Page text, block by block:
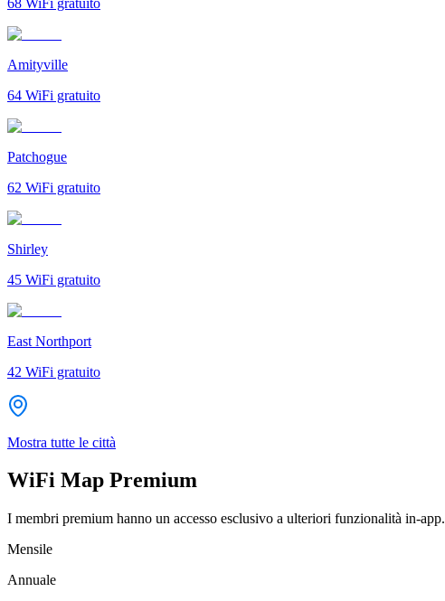
Amityville
64 WiFi gratuito
Patchogue
62 WiFi gratuito
Shirley
45 WiFi gratuito
East Northport
42 WiFi gratuito
Mostra tutte le città
WiFi Map Premium
I membri premium hanno un accesso esclusivo a ulteriori funzionalità in-app.
Mensile
Annuale